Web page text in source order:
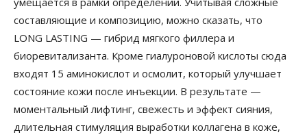
составляющие и композицию, можно сказать, что
LONG LASTING — гибрид мягкого филлера и
биоревитализанта. Кроме гиалуроновой кислоты сюда
входят 15 аминокислот и осмолит, который улучшает
состояние кожи после инъекции. В результате —
моментальный лифтинг, свежесть и эффект сияния,
длительная стимуляция выработки коллагена в коже,